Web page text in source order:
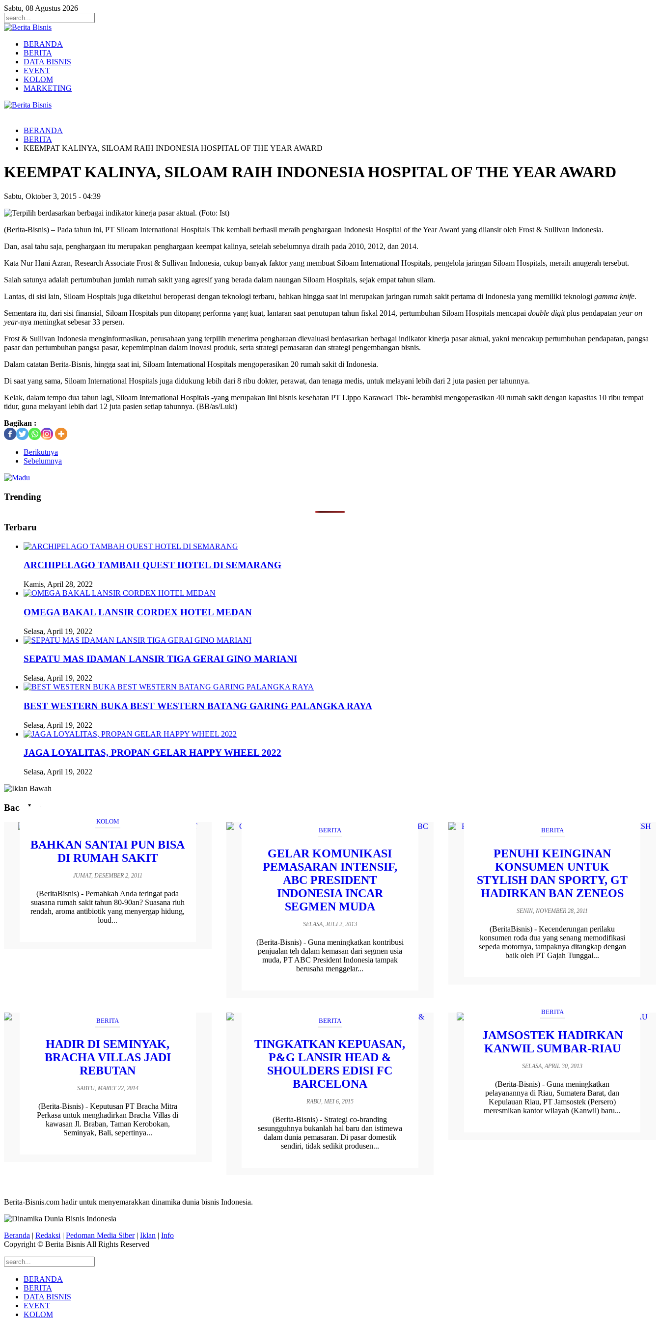
Sabtu, 08 Agustus 2026
BERANDA
BERITA
DATA BISNIS
EVENT
KOLOM
MARKETING
BERANDA
BERITA
KEEMPAT KALINYA, SILOAM RAIH INDONESIA HOSPITAL OF THE YEAR AWARD
KEEMPAT KALINYA, SILOAM RAIH INDONESIA HOSPITAL OF THE YEAR AWARD
Sabtu, Oktober 3, 2015 - 04:39
(Berita-Bisnis) – Pada tahun ini, PT Siloam International Hospitals Tbk kembali berhasil meraih penghargaan Indonesia Hospital of the Year Award yang dilansir oleh Frost & Sullivan Indonesia.
Dan, asal tahu saja, penghargaan itu merupakan penghargaan keempat kalinya, setelah sebelumnya diraih pada 2010, 2012, dan 2014.
Kata Nur Hani Azran, Research Associate Frost & Sullivan Indonesia, cukup banyak faktor yang membuat Siloam International Hospitals, pengelola jaringan Siloam Hospitals, meraih anugerah tersebut.
Salah satunya adalah pertumbuhan jumlah rumah sakit yang agresif yang berada dalam naungan Siloam Hospitals, sejak empat tahun silam.
Lantas, di sisi lain, Siloam Hospitals juga diketahui beroperasi dengan teknologi terbaru, bahkan hingga saat ini merupakan jaringan rumah sakit pertama di Indonesia yang memiliki teknologi gamma knife.
Sementara itu, dari sisi finansial, Siloam Hospitals pun ditopang performa yang kuat, lantaran saat penutupan tahun fiskal 2014, pertumbuhan Siloam Hospitals mencapai double digitplus pendapatan year on
year-nya meningkat sebesar 33 persen.
Frost & Sullivan Indonesia menginformasikan, perusahaan yang terpilih menerima pengharaan dievaluasi berdasarkan berbagai indikator kinerja pasar aktual, yakni mencakup pertumbuhan pendapatan, pangsa
pasar dan pertumbuhan pangsa pasar, kepemimpinan dalam inovasi produk, serta strategi pemasaran dan strategi pengembangan bisnis.
Dalam catatan Berita-Bisnis, hingga saat ini, Siloam International Hospitals mengoperasikan 20 rumah sakit di Indonesia.
Di saat yang sama, Siloam International Hospitals juga didukung lebih dari 8 ribu dokter, perawat, dan tenaga medis, untuk melayani lebih dari 2 juta pasien per tahunnya.
Kelak, dalam tempo dua tahun lagi, Siloam International Hospitals -yang merupakan lini bisnis kesehatan PT Lippo Karawaci Tbk- berambisi mengoperasikan 40 rumah sakit dengan kapasitas 10 ribu tempat
tidur, guna melayani lebih dari 12 juta pasien setiap tahunnya. (BB/as/Luki)
Bagikan :
Berikutnya
Sebelumnya
Trending
Terbaru
ARCHIPELAGO TAMBAH QUEST HOTEL DI SEMARANG
Kamis, April 28, 2022
OMEGA BAKAL LANSIR CORDEX HOTEL MEDAN
Selasa, April 19, 2022
SEPATU MAS IDAMAN LANSIR TIGA GERAI GINO MARIANI
Selasa, April 19, 2022
BEST WESTERN BUKA BEST WESTERN BATANG GARING PALANGKA RAYA
Selasa, April 19, 2022
JAGA LOYALITAS, PROPAN GELAR HAPPY WHEEL 2022
Selasa, April 19, 2022
Baca Juga
KOLOM
BAHKAN SANTAI PUN BISA
DI RUMAH SAKIT
JUMAT, DESEMBER 2, 2011
(BeritaBisnis) - Pernahkah Anda teringat pada
suasana rumah sakit tahun 80-90an? Suasana riuh
rendah, aroma antibiotik yang menyergap hidung,
loud...
BERITA
GELAR KOMUNIKASI
PEMASARAN INTENSIF,
ABC PRESIDENT
INDONESIA INCAR
SEGMEN MUDA
SELASA, JULI 2, 2013
(Berita-Bisnis) - Guna meningkatkan kontribusi
penjualan teh dalam kemasan dari segmen usia
muda, PT ABC President Indonesia tampak
berusaha menggelar...
BERITA
PENUHI KEINGINAN
KONSUMEN UNTUK
STYLISH DAN SPORTY, GT
HADIRKAN BAN ZENEOS
SENIN, NOVEMBER 28, 2011
(BeritaBisnis) - Kecenderungan perilaku
konsumen roda dua yang senang memodifikasi
sepeda motornya, tampaknya ditangkap dengan
baik oleh PT Gajah Tunggal...
BERITA
HADIR DI SEMINYAK,
BRACHA VILLAS JADI
REBUTAN
SABTU, MARET 22, 2014
(Berita-Bisnis) - Keputusan PT Bracha Mitra
Perkasa untuk menghadirkan Bracha Villas di
kawasan Jl. Braban, Taman Kerobokan,
Seminyak, Bali, sepertinya...
BERITA
TINGKATKAN KEPUASAN,
P&G LANSIR HEAD &
SHOULDERS EDISI FC
BARCELONA
RABU, MEI 6, 2015
(Berita-Bisnis) - Strategi co-branding
sesungguhnya bukanlah hal baru dan istimewa
dalam dunia pemasaran. Di pasar domestik
sendiri, tidak sedikit produsen...
BERITA
JAMSOSTEK HADIRKAN
KANWIL SUMBAR-RIAU
SELASA, APRIL 30, 2013
(Berita-Bisnis) - Guna meningkatkan
pelayanannya di Riau, Sumatera Barat, dan
Kepulauan Riau, PT Jamsostek (Persero)
meresmikan kantor wilayah (Kanwil) baru...
Berita-Bisnis.com hadir untuk menyemarakkan dinamika dunia bisnis Indonesia.
Beranda | Redaksi | Pedoman Media Siber| Iklan | Info
Copyright © Berita Bisnis All Rights Reserved
BERANDA
BERITA
DATA BISNIS
EVENT
KOLOM